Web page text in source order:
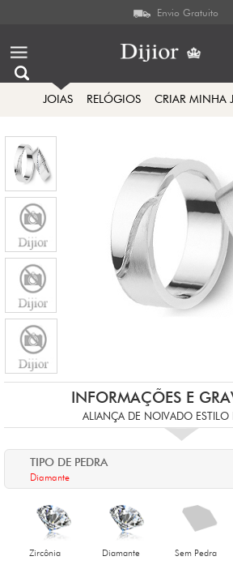
Envio Gratuito
JOIAS RELÓGIOS CRIAR MINHA
INFORMAÇÕES E
ALIANÇA DE NOIVADO ESTILO
TIPO DE PEDRA
Diamante
Zircônia Diamante Sem Pedra